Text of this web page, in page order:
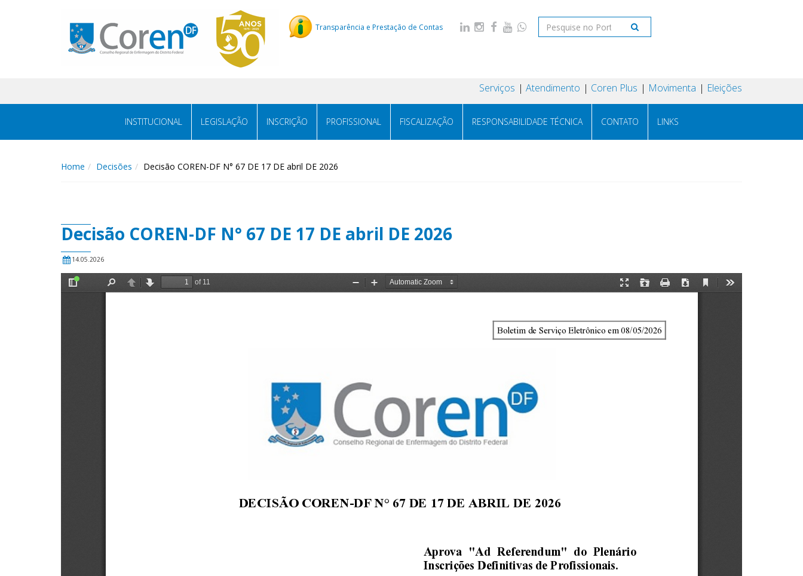
Transparência e Prestação de Contas
Serviços Atendimento Coren Plus Movimenta Eleições
INSTITUCIONAL LEGISLAÇÃO INSCRIÇÃO PROFISSIONAL FISCALIZAÇÃO RESPONSABILIDADE TÉCNICA CONTATO LINKS
Home Decisões Decisão COREN-DF N° 67 DE 17 DE abril DE 2026
Decisão COREN-DF N° 67 DE 17 DE abril DE 2026
14.05.2026